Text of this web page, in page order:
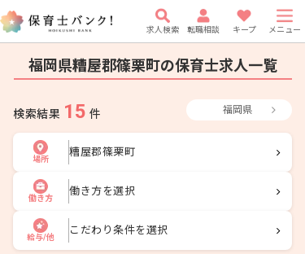
求人検索 転職相談 キープ メニュー
福岡県糟屋郡篠栗町の保育士求人一覧
検索結果 15 件 福岡県
場所
糟屋郡篠栗町
働き方
働き方を選択
給与/他
こだわり条件を選択